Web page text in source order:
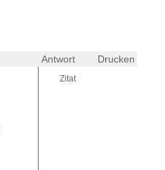
Antwort Drucken
Zitat